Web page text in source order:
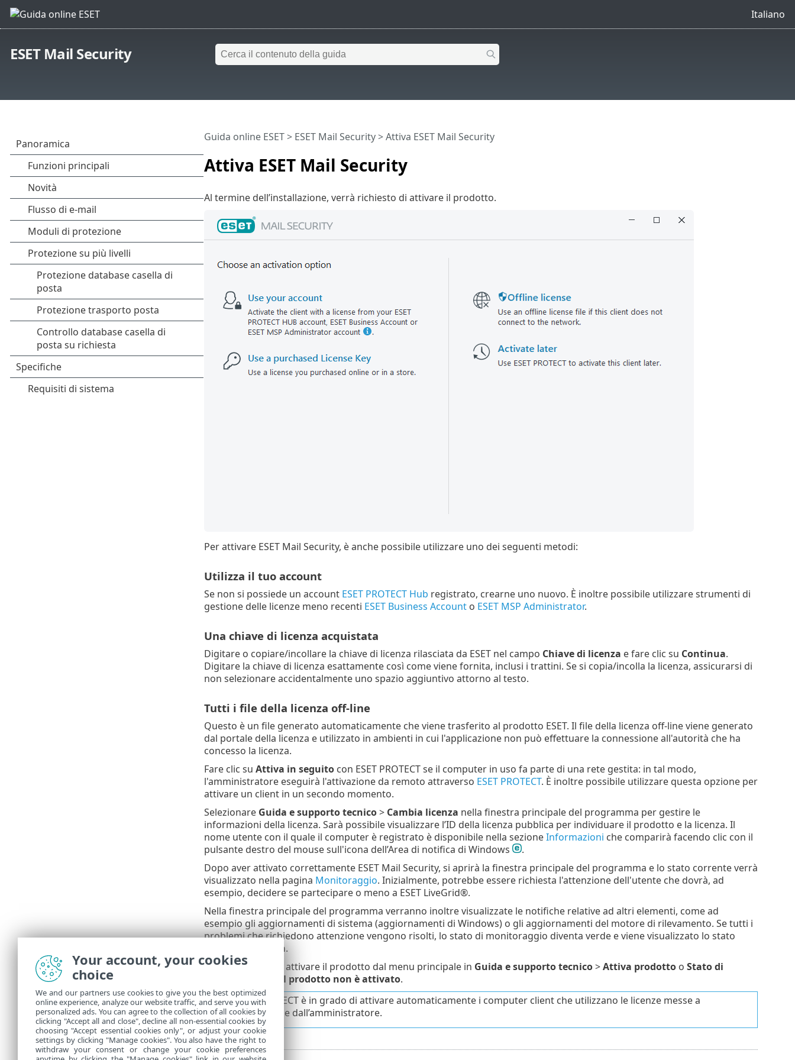
Italiano
ESET Mail Security
Attiva ESET Mail Security
Guida online ESET> ESET Mail Security>Attiva ESET Mail Security
Al termine dell’installazione, verrà richiesto di attivare il prodotto.
Per attivare ESET Mail Security, è anche possibile utilizzare uno dei seguenti metodi:
Utilizza il tuo account
Se non si possiede un account ESET PROTECT Hub registrato, crearne uno nuovo. È inoltre possibile utilizzare strumenti di
gestione delle licenze meno recenti ESET Business Accounto ESET MSP Administrator.
Una chiave di licenza acquistata
Digitare o copiare/incollare la chiave di licenza rilasciata da ESET nel campo Chiave di licenza e fare clic su Continua.
Digitare la chiave di licenza esattamente così come viene fornita, inclusi i trattini. Se si copia/incolla la licenza, assicurarsi di
non selezionare accidentalmente uno spazio aggiuntivo attorno al testo.
Tutti i file della licenza off-line
Questo è un file generato automaticamente che viene trasferito al prodotto ESET. Il file della licenza off-line viene generato
dal portale della licenza e utilizzato in ambienti in cui l'applicazione non può effettuare la connessione all'autorità che ha
concesso la licenza.
Fare clic su Attiva in seguitocon ESET PROTECT se il computer in uso fa parte di una rete gestita: in tal modo,
l'amministratore eseguirà l'attivazione da remoto attraverso ESET PROTECT. È inoltre possibile utilizzare questa opzione per
attivare un client in un secondo momento.
Selezionare Guida e supporto tecnico> Cambia licenza nella finestra principale del programma per gestire le
informazioni della licenza. Sarà possibile visualizzare l’ID della licenza pubblica per individuare il prodotto e la licenza. Il
nome utente con il quale il computer è registrato è disponibile nella sezioneInformazioni che comparirà facendo clic con il
pulsante destro del mouse sull'icona dell’Area di notifica di Windows
.
Dopo aver attivato correttamente ESET Mail Security, si aprirà la finestra principale del programma e lo stato corrente verrà
visualizzato nella pagina Monitoraggio. Inizialmente, potrebbe essere richiesta l'attenzione dell'utente che dovrà, ad
esempio, decidere se partecipare o meno a ESET LiveGrid®.
Nella finestra principale del programma verranno inoltre visualizzate le notifiche relative ad altri elementi, come ad
esempio gli aggiornamenti di sistema (aggiornamenti di Windows) o gli aggiornamenti del motore di rilevamento. Se tutti i
problemi che richiedono attenzione vengono risolti, lo stato di monitoraggio diventa verde e viene visualizzato lo stato
Protezione attiva.
È inoltre possibile attivare il prodotto dal menu principale in Guida e supporto tecnico>Attiva prodottoo Stato di
Il prodotto non è attivato.
ESET PROTECT è in grado di attivare automaticamente i computer client che utilizzano le licenze messe a
disposizione dall’amministratore.
Your account, your cookies
choice
We and our partners use cookies to give you the best optimized
online experience, analyze our website traffic, and serve you with
personalized ads. You can agree to the collection of all cookies by
clicking "Accept all and close", decline all non-essential cookies by
choosing "Accept essential cookies only", or adjust your cookie
settings by clicking "Manage cookies". You also have the right to
withdraw your consent or change your cookie preferences